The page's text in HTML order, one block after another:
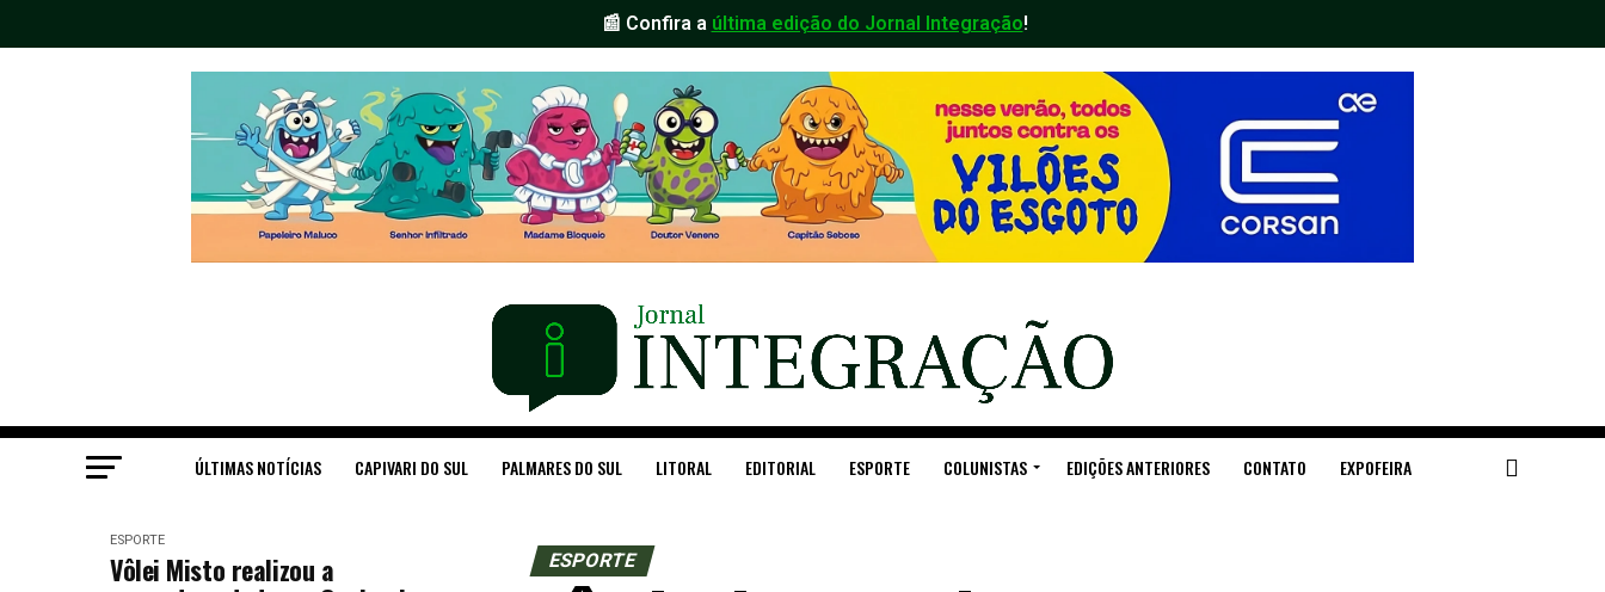
📰 Confira a última edição do Jornal Integração!
ÚLTIMAS NOTÍCIAS CAPIVARI DO SUL PALMARES DO SUL LITORAL EDITORIAL ESPORTE COLUNISTAS EDIÇÕES ANTERIORES CONTATO EXPOFEIRA
ESPORTE
Vôlei Misto realizou a ESPORTE